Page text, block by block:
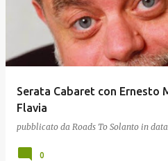
Serata Cabaret con Ernesto
Flavia
pubblicato da Roads To Solanto in data
0